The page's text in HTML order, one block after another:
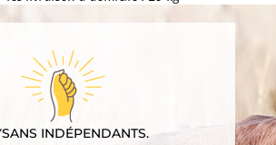
INDÉPENDANTS.